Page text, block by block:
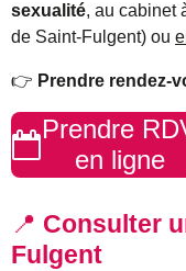
sexualité, au cabinet
de Saint-Fulgent) ou
👉 Prendre rendez-
Prendre
en ligne
📍 Consulter
Fulgent